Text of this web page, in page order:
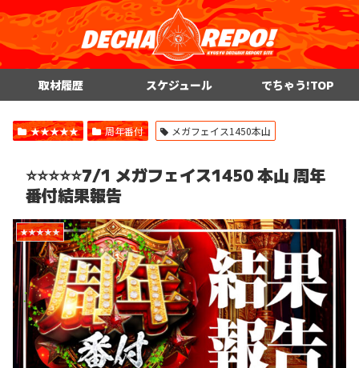
取材履歴 スケジュール でちゃう!TOP
★★★★★ 周年番付 メガフェイス1450本山
⭐️⭐️⭐️⭐️⭐️7/1 メガフェイス1450 本山 周年
番付結果報告
★★★★★